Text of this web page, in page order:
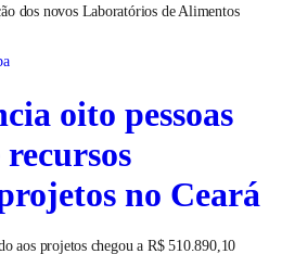
dos novos Laboratórios de Alimentos
oito pessoas
no Ceará
aos projetos chegou a R$ 510.890,10